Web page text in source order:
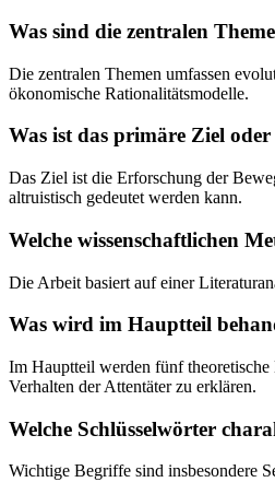
Was sind die zentralen
Die zentralen Themen umfassen
ökonomische Rationalitätsmodelle.
Was ist das primäre Ziel
Das Ziel ist die Erforschung der
altruistisch gedeutet werden kann.
Welche wissenschaftlichen
Die Arbeit basiert auf einer
Was wird im Hauptteil
Im Hauptteil werden fünf
Verhalten der Attentäter zu erklären.
Welche Schlüsselwörter
Wichtige Begriffe sind insbesondere